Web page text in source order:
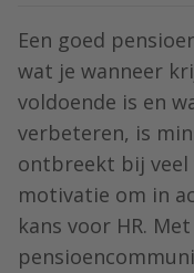
Een goed
wat je wanneer
voldoende is en
verbeteren, is
ontbreekt bij veel
motivatie om in
kans voor HR.